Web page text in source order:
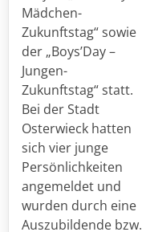
Mädchen-
Zukunftstag“ sowie
der „Boys’Day –
Jungen-
Zukunftstag“ statt.
Bei der Stadt
Osterwieck hatten
sich vier junge
Persönlichkeiten
angemeldet und
wurden durch eine
Auszubildende bzw.